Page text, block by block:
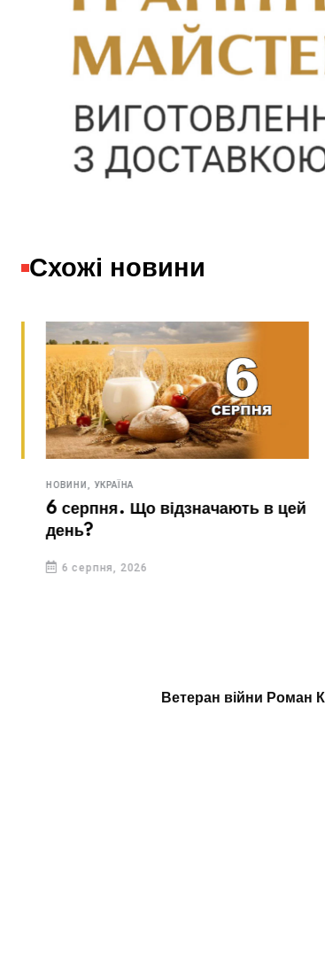
Схожі новини
НОВИНИ, УКРАЇНА
6 серпня. Що відзначають в цей
день?
6 серпня, 2026
Ветеран війни Роман